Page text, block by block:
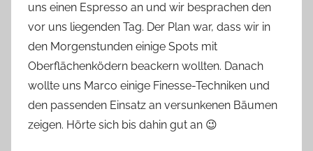
uns einen Espresso an und wir besprachen den
vor uns liegenden Tag. Der Plan war, dass wir in
den Morgenstunden einige Spots mit
Oberflächenködern beackern wollten. Danach
wollte uns Marco einige Finesse-Techniken und
den passenden Einsatz an versunkenen Bäumen
zeigen. Hörte sich bis dahin gut an 😉